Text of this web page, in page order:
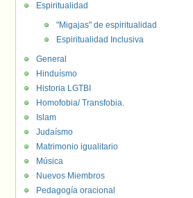
Espiritualidad
"Migajas" de espiritualidad
Espiritualidad Inclusiva
General
Hinduísmo
Historia LGTBI
Homofobia/ Transfobia.
Islam
Judaísmo
Matrimonio igualitario
Música
Nuevos Miembros
Pedagogía oracional